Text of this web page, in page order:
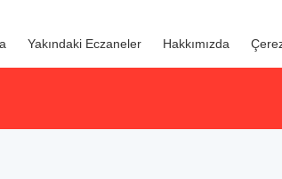
Yakındaki Eczaneler Hakkımızda